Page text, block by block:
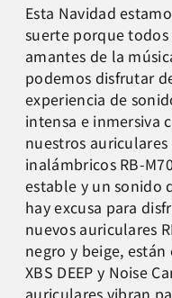
Esta Navidad
suerte porque todos
amantes de la
podemos disfrutar
experiencia de
intensa e inmersiva
nuestros auriculares
inalámbricos RB-
estable y un sonido
hay excusa para
nuevos auriculares
negro y beige,
XBS DEEP y Noise
auriculares vibran